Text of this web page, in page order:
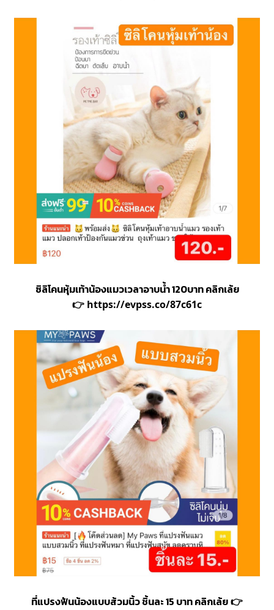
ซิลิโคนหุ้มเท้าน้องแมวเวลาอาบน้ำ 120บาท คลิกเล้ย
👉 https://evpss.co/87c61c
ที่แปรงฟันน้องแบบส้วมนิ้ว ชิ้นละ 15 บาท คลิกเล้ย👉